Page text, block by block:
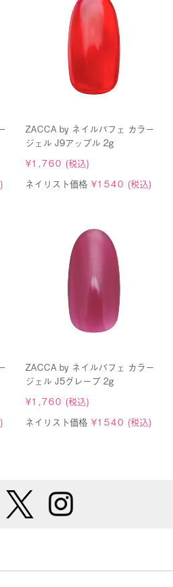
ZACCA by ネイルパフェ カラー
ジェル J9アップル 2g
¥1,760 (税込)
ネイリスト価格 ¥1540 (税込)
ZACCA by ネイルパフェ カラー
ジェル J5グレープ 2g
¥1,760 (税込)
ネイリスト価格 ¥1540 (税込)